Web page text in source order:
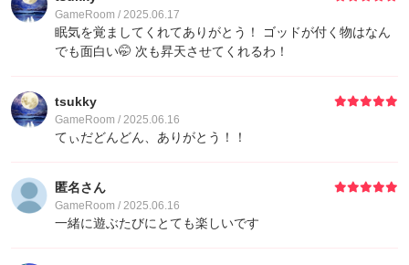
GameRoom / 2025.06.17
眠気を覚ましてくれてありがとう！ ゴッドが付く物はなん
でも面白い🤭 次も昇天させてくれるわ！
tsukky
GameRoom / 2025.06.16
てぃだどんどん、ありがとう！！
匿名さん
GameRoom / 2025.06.16
一緒に遊ぶたびにとても楽しいです